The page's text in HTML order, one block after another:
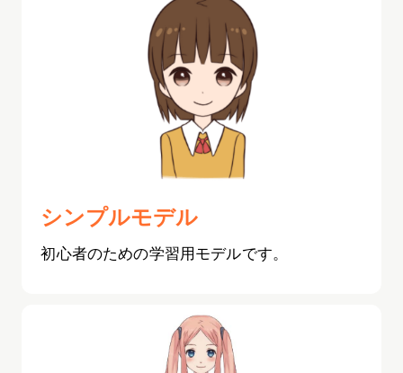
シンプルモデル
初心者のための学習用モデルです。